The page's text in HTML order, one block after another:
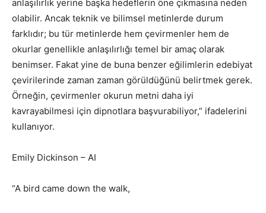
anlaşılırlık yerine başka hedeflerin öne çıkmasına neden
olabilir. Ancak teknik ve bilimsel metinlerde durum
farklıdır; bu tür metinlerde hem çevirmenler hem de
okurlar genellikle anlaşılırlığı temel bir amaç olarak
benimser. Fakat yine de buna benzer eğilimlerin edebiyat
çevirilerinde zaman zaman görüldüğünü belirtmek gerek.
Örneğin, çevirmenler okurun metni daha iyi
kavrayabilmesi için dipnotlara başvurabiliyor,” ifadelerini
kullanıyor.
Emily Dickinson – AI
“A bird came down the walk,